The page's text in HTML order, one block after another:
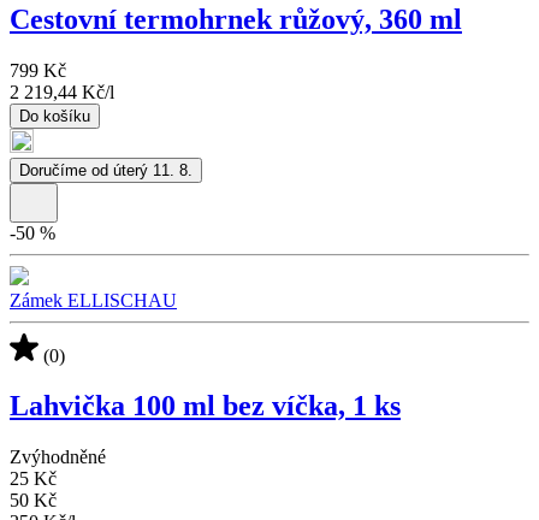
Cestovní termohrnek růžový, 360 ml
799 Kč
2 219,44 Kč/l
Do košíku
Doručíme od úterý 11. 8.
-50 %
Zámek ELLISCHAU
(0)
Lahvička 100 ml bez víčka, 1 ks
Zvýhodněné
25 Kč
50 Kč